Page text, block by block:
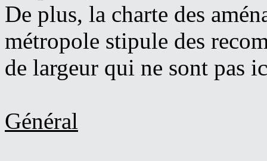
De plus, la charte des
métropole stipule des
de largeur qui ne sont pas
Général